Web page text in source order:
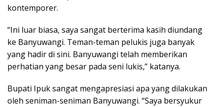
kontemporer.
“Ini luar biasa, saya sangat berterima kasih diundang
ke Banyuwangi. Teman-teman pelukis juga banyak
yang hadir di sini. Banyuwangi telah memberikan
perhatian yang besar pada seni lukis,” katanya.
Bupati Ipuk sangat mengapresiasi apa yang dilakukan
oleh seniman-seniman Banyuwangi. “Saya bersyukur